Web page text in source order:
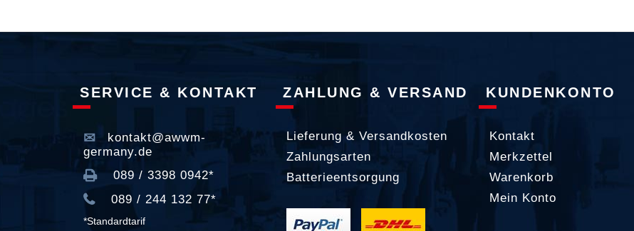
SERVICE & KONTAKT
kontakt@awwm-
germany.de
089 / 3398 0942*
089 / 244 132 77*
*Standardtarif
ZAHLUNG & VERSAND
Lieferung & Versandkosten
Zahlungsarten
Batterieentsorgung
KUNDENKONTO
Kontakt
Merkzettel
Warenkorb
Mein Konto